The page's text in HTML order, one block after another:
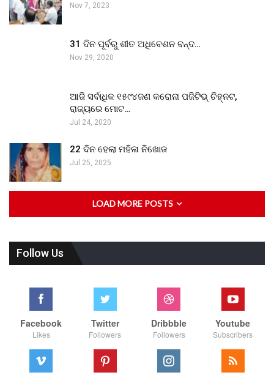
Nov 7, 2023
31 ଦିନ ପୂର୍ବରୁ ଶୀତ ଅଧିବେଶନ ବନ୍ଦ…
Nov 29, 2020
ଆଜି ସର୍ବାଧିକ ୧୫୯୪ଜଣ କରୋନା ପଜିଟିଭ୍ ଚିହ୍ନଟ,
ରାଜ୍ୟରେ ମୋଟ…
Jul 24, 2020
22 ଦିନ ହେଲା ମହିଳା ନିଖୋଜ
Jul 25, 2025
LOAD MORE POSTS
Follow Us
Facebook
Likes
Twitter
Followers
Dribbble
Followers
Youtube
Subscribers